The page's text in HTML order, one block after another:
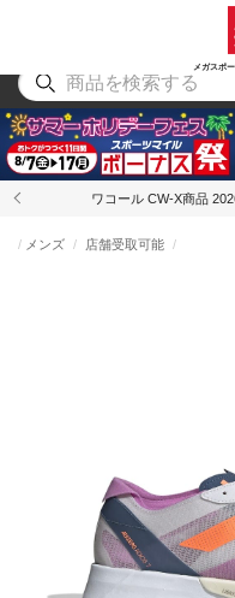
メガスポ
アウトド
ワコール CW-X商品
メンズ 店舗受取可能